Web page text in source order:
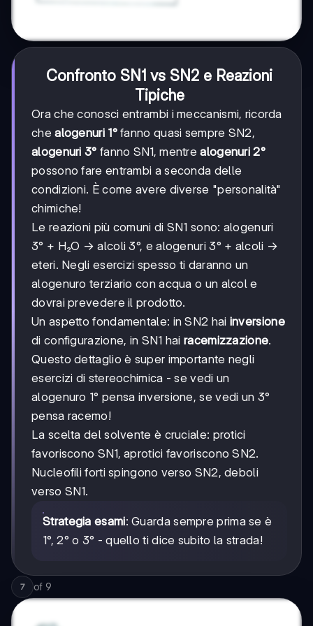
Confronto SN1 vs SN2 e Reazioni
Tipiche
Ora che conosci entrambi i meccanismi, ricorda
chealogenuri 1°fanno quasi sempre SN2,
alogenuri 3° fanno SN1, mentrealogenuri 2°
possono fare entrambi a seconda delle
condizioni. È come avere diverse "personalità"
chimiche!
Le reazioni più comuni di SN1 sono: alogenuri
3° + H₂O → alcoli 3°, e alogenuri 3° + alcoli →
eteri. Negli esercizi spesso ti daranno un
alogenuro terziario con acqua o un alcol e
dovrai prevedere il prodotto.
Un aspetto fondamentale: in SN2 hai inversione
di configurazione, in SN1 hairacemizzazione.
Questo dettaglio è super importante negli
esercizi di stereochimica - se vedi un
alogenuro 1° pensa inversione, se vedi un 3°
pensa racemo!
La scelta del solvente è cruciale: protici
favoriscono SN1, aprotici favoriscono SN2.
Nucleofili forti spingono verso SN2, deboli
verso SN1.
Strategia esami: Guarda sempre prima se è
1°, 2° o 3° - quello ti dice subito la strada!
7 of 9